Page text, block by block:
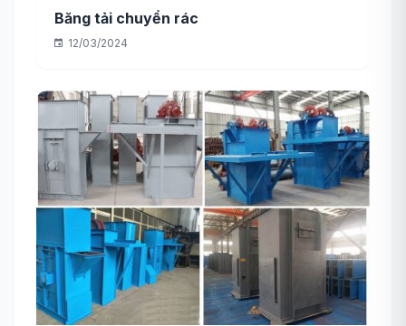
Băng tải chuyển rác
12/03/2024